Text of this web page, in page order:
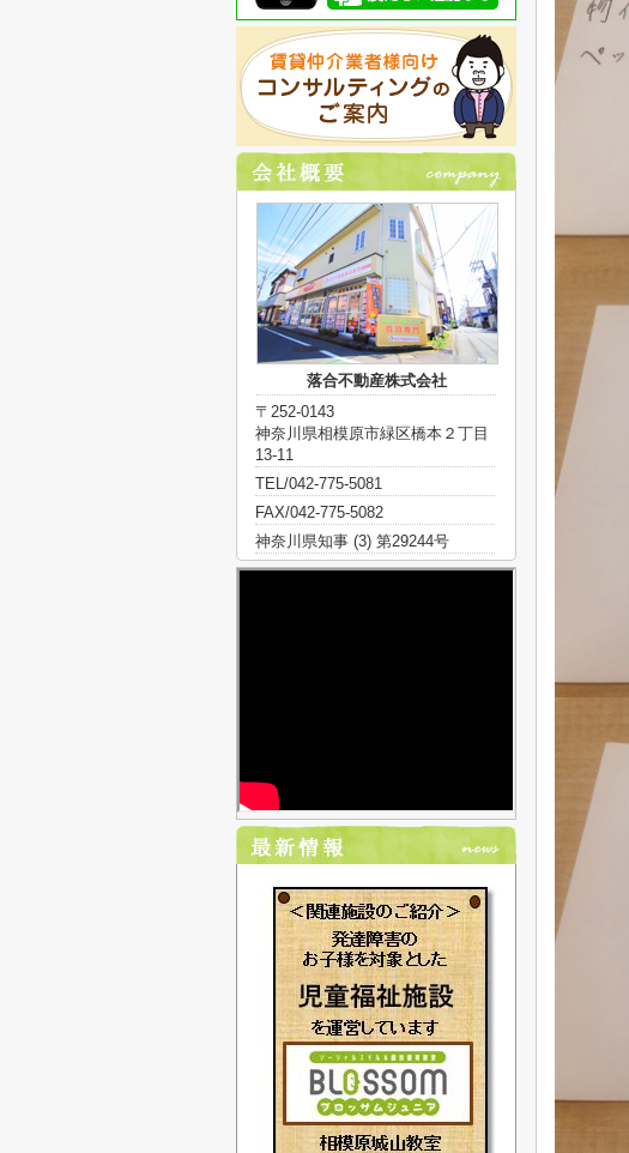
落合不動産株式会社
〒252-0143
神奈川県相模原市緑区橋本２丁目
13-11
TEL/042-775-5081
FAX/042-775-5082
神奈川県知事 (3) 第29244号